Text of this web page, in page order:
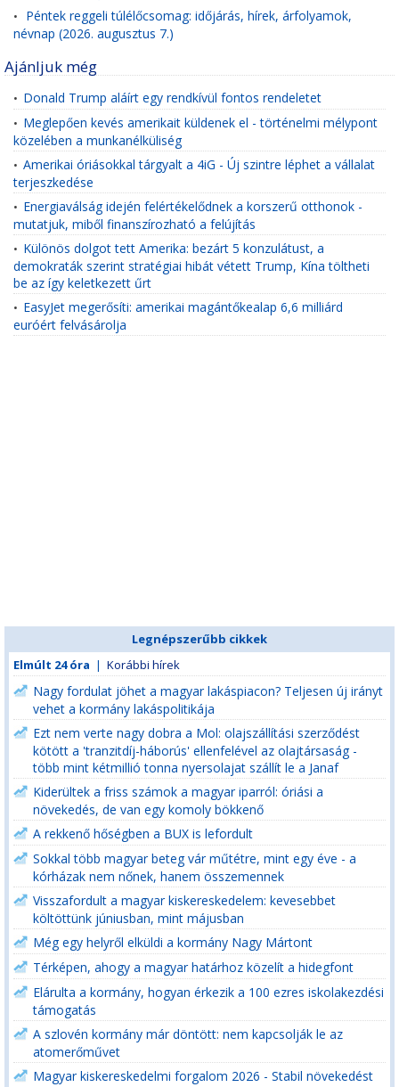
• Péntek reggeli túlélőcsomag: időjárás, hírek, árfolyamok,
névnap (2026. augusztus 7.)
Ajánljuk még
• Donald Trump aláírt egy rendkívül fontos rendeletet
• Meglepően kevés amerikait küldenek el - történelmi mélypont
közelében a munkanélküliség
• Amerikai óriásokkal tárgyalt a 4iG - Új szintre léphet a vállalat
terjeszkedése
• Energiaválság idején felértékelődnek a korszerű otthonok -
mutatjuk, miből finanszírozható a felújítás
• Különös dolgot tett Amerika: bezárt 5 konzulátust, a
demokraták szerint stratégiai hibát vétett Trump, Kína töltheti
be az így keletkezett űrt
• EasyJet megerősíti: amerikai magántőkealap 6,6 milliárd
euróért felvásárolja
Legnépszerűbb cikkek
Elmúlt 24 óra | Korábbi hírek
Nagy fordulat jöhet a magyar lakáspiacon? Teljesen új irányt
vehet a kormány lakáspolitikája
Ezt nem verte nagy dobra a Mol: olajszállítási szerződést
kötött a 'tranzitdíj-háborús' ellenfelével az olajtársaság -
több mint kétmillió tonna nyersolajat szállít le a Janaf
Kiderültek a friss számok a magyar iparról: óriási a
növekedés, de van egy komoly bökkenő
A rekkenő hőségben a BUX is lefordult
Sokkal több magyar beteg vár műtétre, mint egy éve - a
kórházak nem nőnek, hanem összemennek
Visszafordult a magyar kiskereskedelem: kevesebbet
költöttünk júniusban, mint májusban
Még egy helyről elküldi a kormány Nagy Mártont
Térképen, ahogy a magyar határhoz közelít a hidegfont
Elárulta a kormány, hogyan érkezik a 100 ezres iskolakezdési
támogatás
A szlovén kormány már döntött: nem kapcsolják le az
atomerőművet
Magyar kiskereskedelmi forgalom 2026 - Stabil növekedést